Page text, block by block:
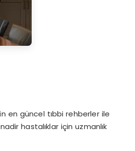
en güncel tıbbi rehberler ile
hastalıklar için uzmanlık